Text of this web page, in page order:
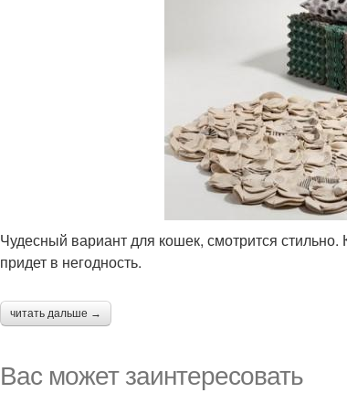
Чудесный вариант для кошек, смотрится
придет в негодность.
читать дальше →
Вас может заинтересовать